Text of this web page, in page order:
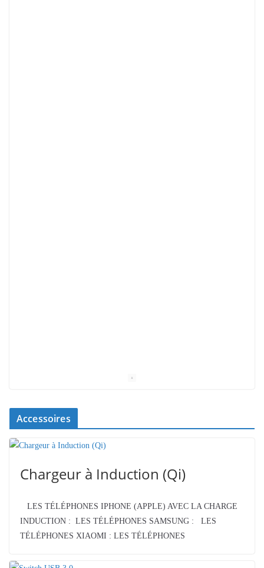
Accessoires
Chargeur à Induction (Qi)
LES TÉLÉPHONES IPHONE (APPLE) AVEC LA CHARGE
INDUCTION : LES TÉLÉPHONES SAMSUNG : LES
TÉLÉPHONES XIAOMI : LES TÉLÉPHONES